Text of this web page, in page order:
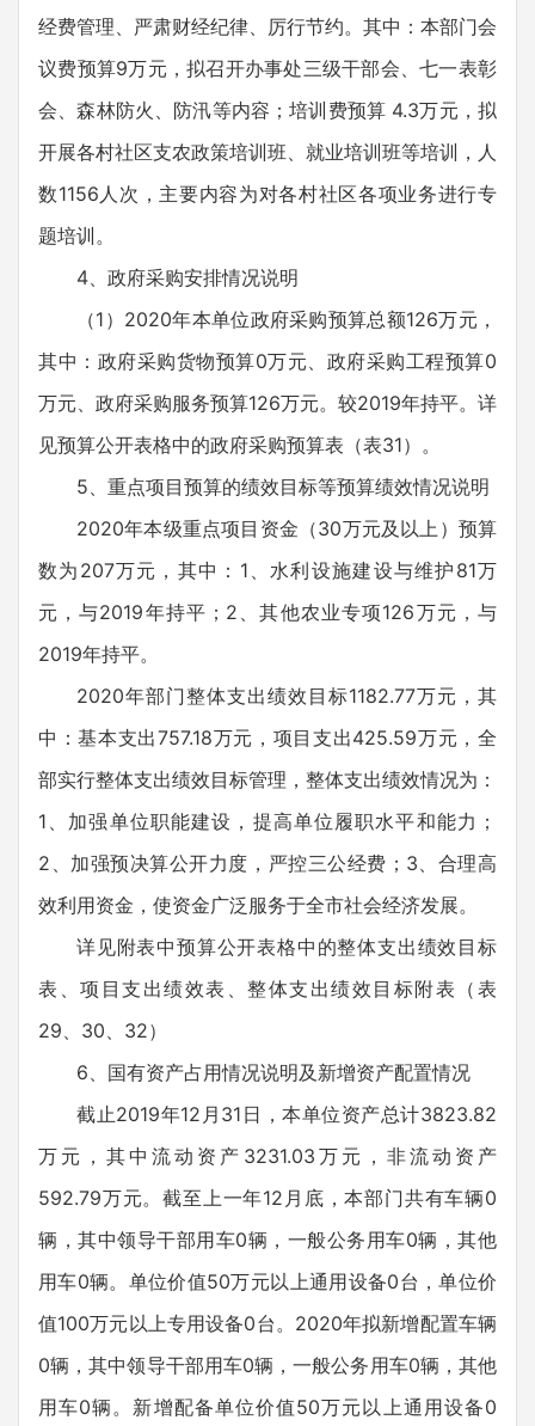
经费管理、严肃财经纪律、厉行节约。其中：本部门会
议费预算9万元，拟召开办事处三级干部会、七一表彰
会、森林防火、防汛等内容；培训费预算 4.3万元，拟
开展各村社区支农政策培训班、就业培训班等培训，人
数1156人次，主要内容为对各村社区各项业务进行专
题培训。
4、政府采购安排情况说明
（1）2020年本单位政府采购预算总额126万元，
其中：政府采购货物预算0万元、政府采购工程预算0
万元、政府采购服务预算126万元。较2019年持平。详
见预算公开表格中的政府采购预算表（表31）。
5、重点项目预算的绩效目标等预算绩效情况说明
2020年本级重点项目资金（30万元及以上）预算
数为207万元，其中：1、水利设施建设与维护81万
元，与2019年持平；2、其他农业专项126万元，与
2019年持平。
2020年部门整体支出绩效目标1182.77万元，其
中：基本支出757.18万元，项目支出425.59万元，全
部实行整体支出绩效目标管理，整体支出绩效情况为：
1、加强单位职能建设，提高单位履职水平和能力；
2、加强预决算公开力度，严控三公经费；3、合理高
效利用资金，使资金广泛服务于全市社会经济发展。
详见附表中预算公开表格中的整体支出绩效目标
表、项目支出绩效表、整体支出绩效目标附表（表
29、30、32）
6、国有资产占用情况说明及新增资产配置情况
截止2019年12月31日，本单位资产总计3823.82
万元，其中流动资产3231.03万元，非流动资产
592.79万元。截至上一年12月底，本部门共有车辆0
辆，其中领导干部用车0辆，一般公务用车0辆，其他
用车0辆。单位价值50万元以上通用设备0台，单位价
值100万元以上专用设备0台。2020年拟新增配置车辆
0辆，其中领导干部用车0辆，一般公务用车0辆，其他
用车0辆。新增配备单位价值50万元以上通用设备0